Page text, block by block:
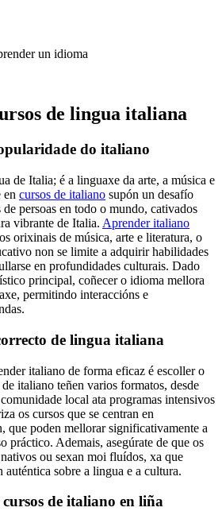
un idioma
de lingua italiana
do italiano
de Italia; é a linguaxe da arte, a música e
en cursos de italiano supón un desafío
persoas en todo o mundo, cativados
vibrante de Italia. Aprender italiano
orixinais de música, arte e literatura, o
non se limite a adquirir habilidades
en profundidades culturais. Dado
principal, coñecer o idioma mellora
permitindo interaccións e
de lingua italiana
italiano de forma eficaz é escoller o
italiano teñen varios formatos, desde
local ata programas intensivos
os cursos que se centran en
que poden mellorar significativamente a
práctico. Ademais, asegúrate de que os
ou sexan moi fluídos, xa que
sobre a lingua e a cultura.
cursos de italiano en liña